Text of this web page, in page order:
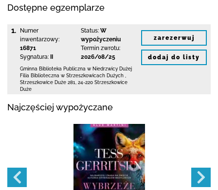
Dostępne egzemplarze
1.
Numer
inwentarzowy:
16871
Sygnatura:
Status: W
wypożyczeniu
Termin zwrotu:
2026/08/25
Gminna Biblioteka Publiczna w Niedrzwicy Dużej
Filia Biblioteczna w Strzeszkowicach Dużych
Strzeszkowice Duże 281
24-220 Strzeszkowice
Duże
zarezerwuj
dodaj do listy
Najczęściej wypożyczane